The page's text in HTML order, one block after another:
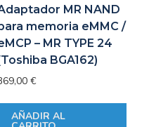
MR NAND
memoria eMMC /
– MR TYPE 24
BGA162)
€
AÑADIR AL